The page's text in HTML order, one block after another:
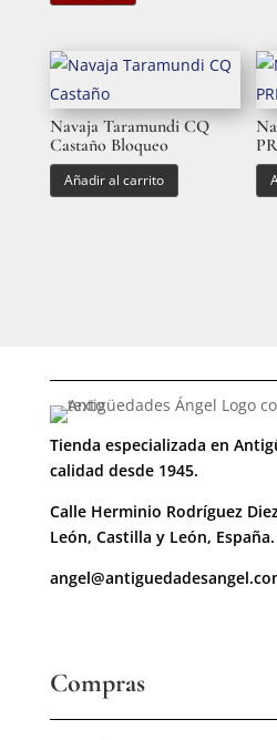
Navaja Taramundi CQ
Castaño Bloqueo
Añadir al carrito
Tienda especializada en
calidad desde 1945.
Calle Herminio Rodríguez
León, Castilla y León, España.
Compras